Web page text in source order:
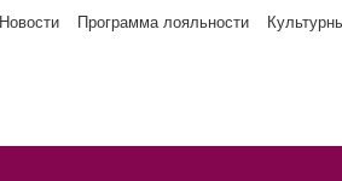
Новости Программа лояльности